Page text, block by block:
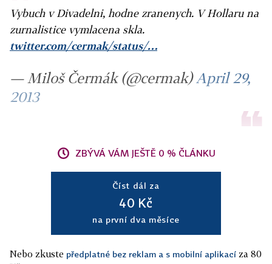
Vybuch v Divadelni, hodne zranenych. V Hollaru na
zurnalistice vymlacena skla.
twitter.com/cermak/status/…
— Miloš Čermák (@cermak) April 29,
2013
ZBÝVÁ VÁM JEŠTĚ 0 % ČLÁNKU
Číst dál za
40 Kč
na první dva měsíce
Nebo zkuste předplatné bez reklam a s mobilní aplikací za 80